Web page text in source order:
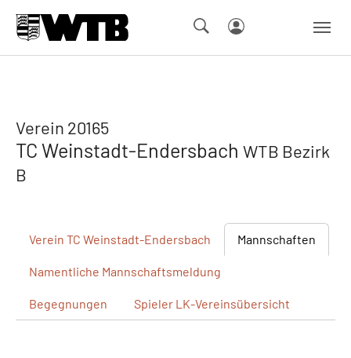
Verein 20165
TC Weinstadt-Endersbach WTB Bezirk
B
Verein TC Weinstadt-Endersbach Mannschaften
Namentliche Mannschaftsmeldung
Begegnungen Spieler LK-Vereinsübersicht